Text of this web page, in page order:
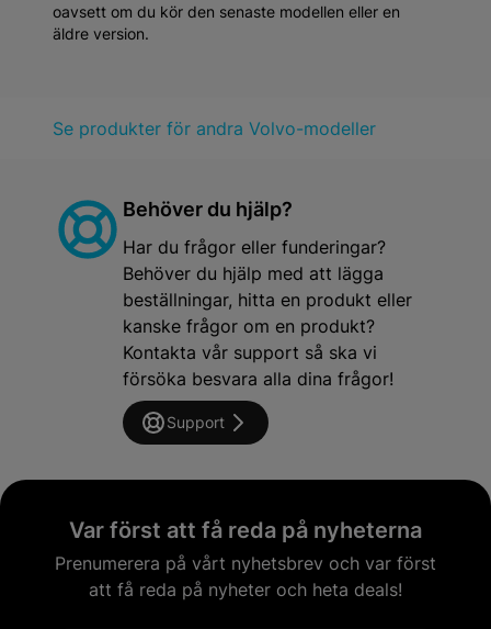
oavsett om du kör den senaste modellen eller en
äldre version.
Se produkter för andra Volvo-modeller
Behöver du hjälp?
Har du frågor eller funderingar?
Behöver du hjälp med att lägga
beställningar, hitta en produkt eller
kanske frågor om en produkt?
Kontakta vår support så ska vi
försöka besvara alla dina frågor!
Support
Var först att få reda på nyheterna
Prenumerera på vårt nyhetsbrev och var först
att få reda på nyheter och heta deals!